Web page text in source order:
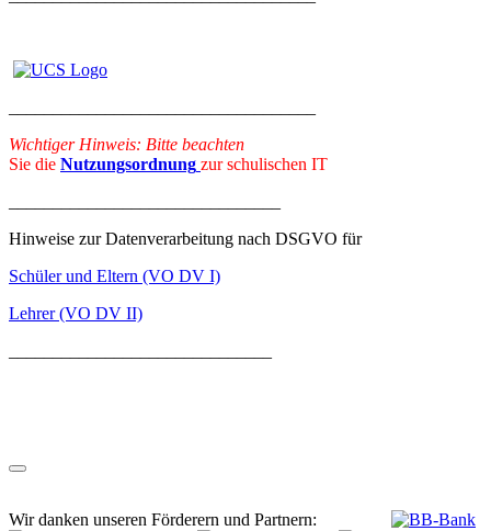
Wichtiger Hinweis: Bitte beachten
Sie die Nutzungsordnung zur schulischen IT
Hinweise zur Datenverarbeitung nach DSGVO für
Schüler und Eltern (VO DV I)
Lehrer (VO DV II)
Wir danken unseren Förderern und Partnern: